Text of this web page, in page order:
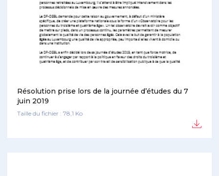
Résolution prise lors de la journée d’études du 7
juin 2019
Taille du fichier : 78,1 Ko